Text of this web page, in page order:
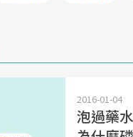
2016-01-04
泡過藥